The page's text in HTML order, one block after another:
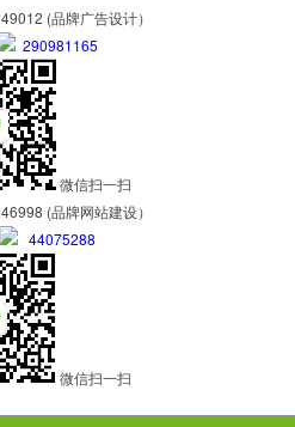
(品牌广告设计）
290981165
微信扫一扫
(品牌网站建设）
44075288
微信扫一扫